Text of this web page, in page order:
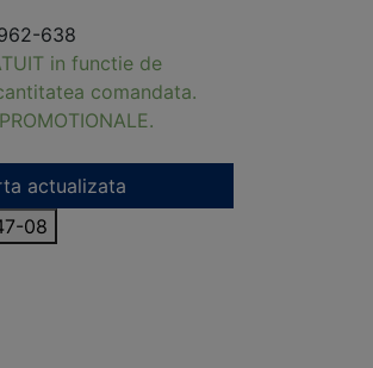
638
in functie de
comandata.
actualizata
08